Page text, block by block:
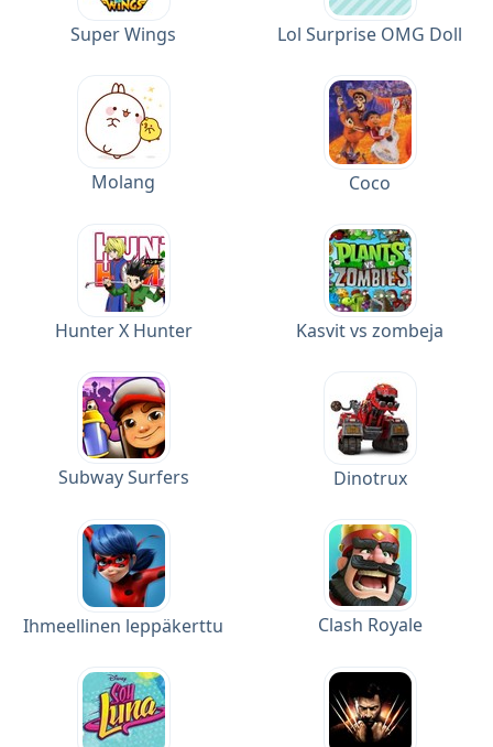
Super Wings Lol Surprise OMG Doll
Molang Coco
Hunter X Hunter Kasvit vs zombeja
Subway Surfers Dinotrux
Ihmeellinen leppäkerttu Clash Royale